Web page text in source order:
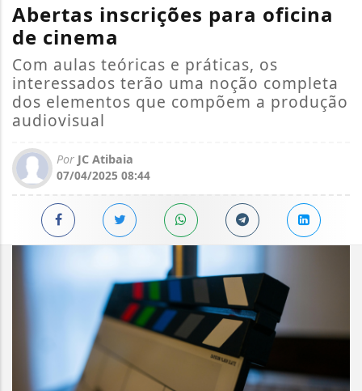
Abertas inscrições para oficina
de cinema
Com aulas teóricas e práticas, os
interessados terão uma noção completa
dos elementos que compõem a produção
audiovisual
Por JC Atibaia
07/04/2025 08:44